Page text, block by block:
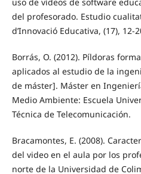
del profesorado. Estudio
d’Innovació Educativa, (17), 12-
Borrás, O. (2012). Píldoras
aplicados al estudio de la
de máster]. Máster en
Medio Ambiente: Escuela
Técnica de Telecomunicación.
Bracamontes, E. (2008).
del video en el aula por los
norte de la Universidad de